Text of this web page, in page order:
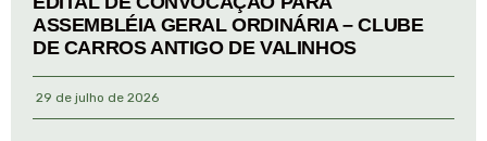
ASSEMBLÉIA GERAL ORDINÁRIA – CLUBE
DE CARROS ANTIGO DE VALINHOS
29 de julho de 2026